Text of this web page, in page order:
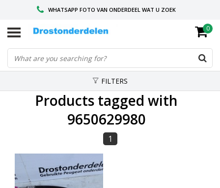
WHATSAPP FOTO VAN ONDERDEEL WAT U ZOEK
VOOR 16.00 BESTELD, VANDAAG VERZONDEN
GESPECIALISEERD PEUGEOT
0
FILTERS
Products tagged with
9650629980
1